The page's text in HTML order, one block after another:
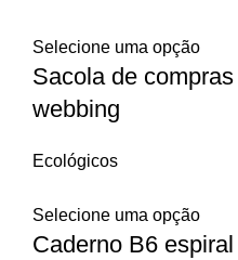
Selecione uma opção
Sacola de
webbing
Ecológicos
Selecione uma opção
Caderno B6